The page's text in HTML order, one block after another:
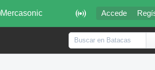
 Accede
Mercasonic